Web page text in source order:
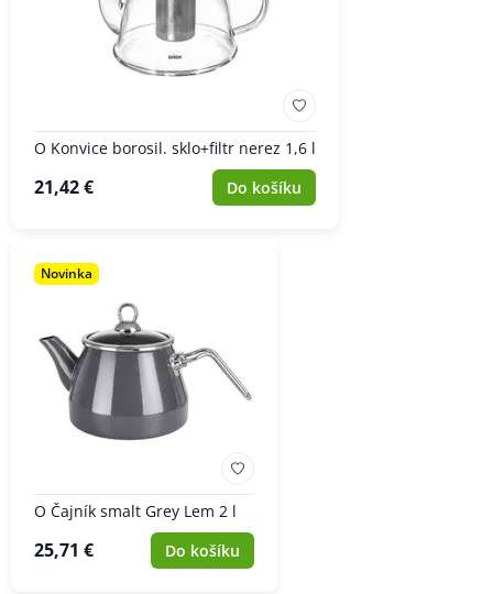
O Konvice borosil. sklo+filtr nerez 1,6 l
21,42 € Do košíku
Novinka
O Čajník smalt Grey Lem 2 l
25,71 € Do košíku